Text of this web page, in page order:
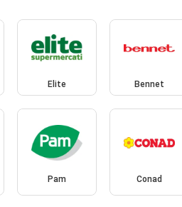
Elite Bennet
Pam Conad